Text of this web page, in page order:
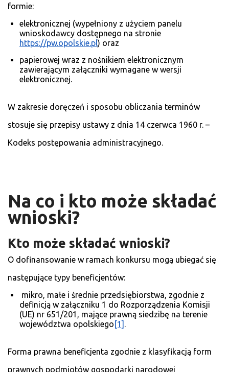
formie:
elektronicznej (wypełniony z użyciem panelu
wnioskodawcy dostępnego na stronie
https://pw.opolskie.pl) oraz
papierowej wraz z nośnikiem elektronicznym
zawierającym załączniki wymagane w wersji
elektronicznej.
W zakresie doręczeń i sposobu obliczania terminów
stosuje się przepisy ustawy z dnia 14 czerwca 1960 r. –
Kodeks postępowania administracyjnego.
Na co i kto może składać
wnioski?
Kto może składać wnioski?
O dofinansowanie w ramach konkursu mogą ubiegać się
następujące typy beneficjentów:
mikro, małe i średnie przedsiębiorstwa, zgodnie z
definicją w załączniku 1 do Rozporządzenia Komisji
(UE) nr 651/201, mające prawną siedzibę na terenie
województwa opolskiego [1]
Forma prawna beneficjenta zgodnie z klasyfikacją form
prawnych podmiotów gospodarki narodowej